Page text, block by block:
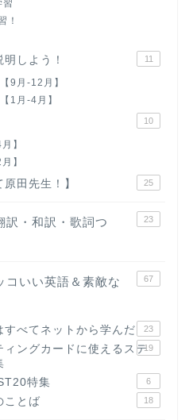
！
しよう！ 11
9月-12月】
1月-4月】
10
】
】
田先生！】 25
訳・和訳・歌詞つ
23
コいい英語＆素敵な
67
すべてネットから学んだ 23
ィングカードに使えるステ19
特集 6
ことば 18